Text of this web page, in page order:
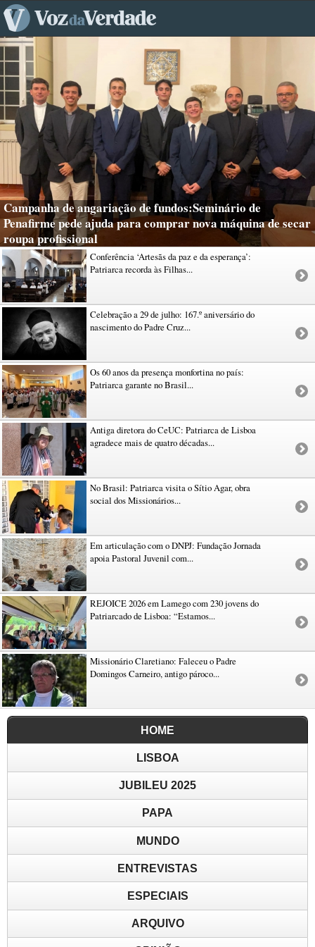
Campanha de angariação de fundos:Seminário de
Penafirme pede ajuda para comprar nova máquina de secar
roupa profissional
Conferência ‘Artesãs da paz e da esperança’:
Patriarca recorda às Filhas...
Celebração a 29 de julho: 167.º aniversário do
nascimento do Padre Cruz...
Os 60 anos da presença monfortina no país:
Patriarca garante no Brasil...
Antiga diretora do CeUC: Patriarca de Lisboa
agradece mais de quatro décadas...
No Brasil: Patriarca visita o Sítio Agar, obra
social dos Missionários...
Em articulação com o DNPJ: Fundação Jornada
apoia Pastoral Juvenil com...
REJOICE 2026 em Lamego com 230 jovens do
Patriarcado de Lisboa: “Estamos...
Missionário Claretiano: Faleceu o Padre
Domingos Carneiro, antigo pároco...
HOME
LISBOA
JUBILEU 2025
PAPA
MUNDO
ENTREVISTAS
ESPECIAIS
ARQUIVO